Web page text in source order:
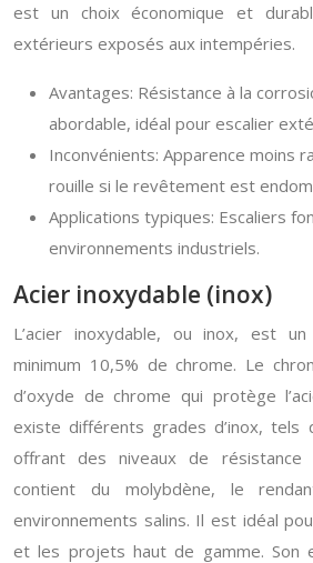
est un choix économique et
extérieurs exposés aux intempéries.
Avantages: Résistance à la
abordable, idéal pour escalier
Inconvénients: Apparence moins
rouille si le revêtement est
Applications typiques: Escaliers
environnements industriels.
Acier inoxydable (inox)
L’acier inoxydable, ou inox, est
minimum 10,5% de chrome. Le
d’oxyde de chrome qui protège
existe différents grades d’inox,
offrant des niveaux de résistance
contient du molybdène, le
environnements salins. Il est idéal
et les projets haut de gamme. Son